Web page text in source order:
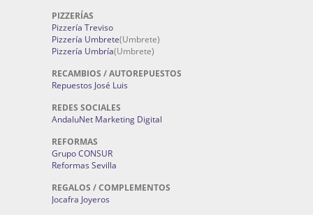
PIZZERÍAS
Pizzería Treviso
Pizzería Umbrete(Umbrete)
Pizzería Umbría(Umbrete)
RECAMBIOS / AUTOREPUESTOS
Repuestos José Luis
REDES SOCIALES
AndaluNet Marketing Digital
REFORMAS
Grupo CONSUR
Reformas Sevilla
REGALOS / COMPLEMENTOS
Jocafra Joyeros